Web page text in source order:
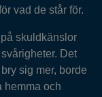
vad de står för.
skuldkänslor
Det
sig mer, borde
hemma och